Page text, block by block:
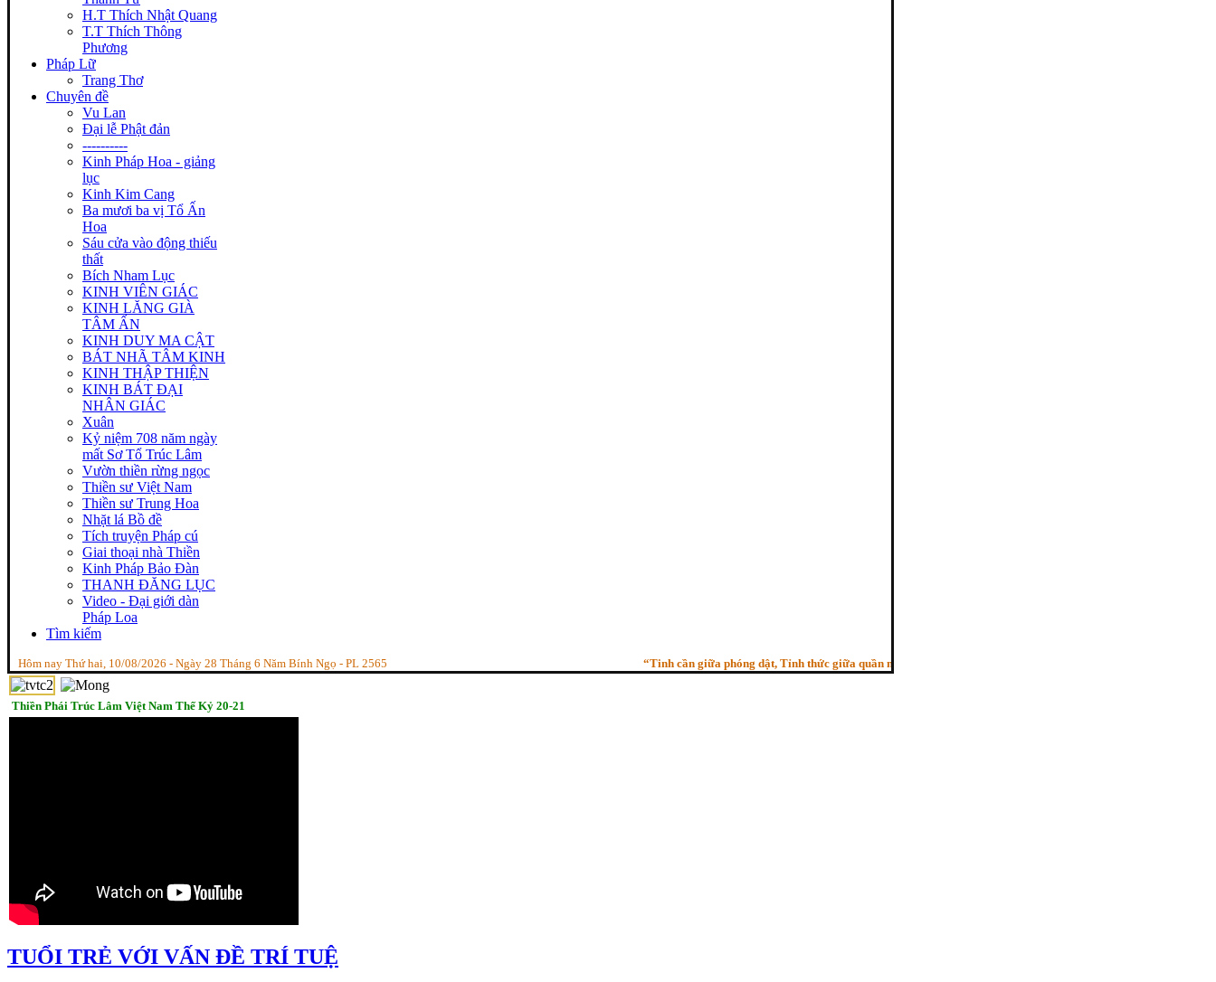
H.T Thích Nhật Quang
T.T Thích Thông
Phương
Pháp Lữ
Trang Thơ
Chuyên đề
Vu Lan
Đại lễ Phật đản
----------
Kinh Pháp Hoa - giảng
lục
Kinh Kim Cang
Ba mươi ba vị Tổ Ấn
Hoa
Sáu cửa vào động thiếu
thất
Bích Nham Lục
KINH VIÊN GIÁC
KINH LĂNG GIÀ
TÂM ẤN
KINH DUY MA CẬT
BÁT NHÃ TÂM KINH
KINH THẬP THIỆN
KINH BÁT ĐẠI
NHÂN GIÁC
Xuân
Kỷ niệm 708 năm ngày
mất Sơ Tổ Trúc Lâm
Vườn thiền rừng ngọc
Thiền sư Việt Nam
Thiền sư Trung Hoa
Nhặt lá Bồ đề
Tích truyện Pháp cú
Giai thoại nhà Thiền
Kinh Pháp Bảo Đàn
THANH ĐĂNG LỤC
Video - Đại giới dàn
Pháp Loa
Tìm kiếm
Hôm nay Thứ hai, 10/08/2026 - Ngày 28 Tháng 6 Năm Bính Ngọ - PL 2565 “Tinh cần giữa phóng dật, Tỉnh thức giữa quần mê, Người trí như ngựa phi, Bỏ sau con ngựa hèn”. - (Pháp cú kệ 29,
Thiền Phái Trúc Lâm Việt Nam Thế Kỷ 20-21
TUỔI TRẺ VỚI VẤN ĐỀ TRÍ TUỆ